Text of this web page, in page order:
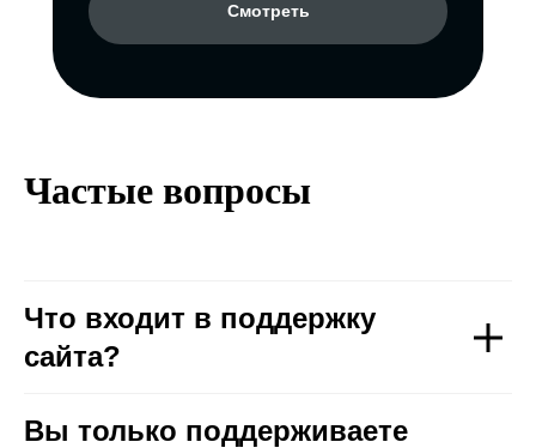
Смотреть
Частые вопросы
Что входит в поддержку
сайта?
Вы только поддерживаете